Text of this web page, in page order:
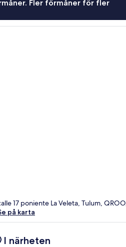
Fler förmåner för fler
17 poniente La Veleta, Tulum,
på karta
I närheten